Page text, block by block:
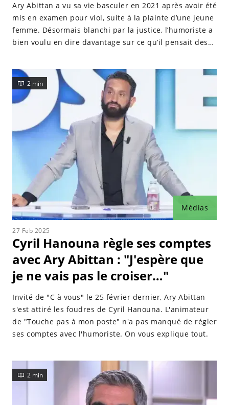
Ary Abittan a vu sa vie basculer en 2021 après avoir été
mis en examen pour viol, suite à la plainte d’une jeune
femme. Désormais blanchi par la justice, l’humoriste a
bien voulu en dire davantage sur ce qu’il pensait des
période.
Médias
2 min
27 Feb 2025
Cyril Hanouna règle ses comptes
avec Ary Abittan : "J'espère que
je ne vais pas le croiser…"
Invité de "C à vous" le 25 février dernier, Ary Abittan
s'est attiré les foudres de Cyril Hanouna. L'animateur
de "Touche pas à mon poste" n'a pas manqué de régler
ses comptes avec l'humoriste. On vous explique tout.
2 min